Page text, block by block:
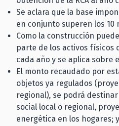
Se aclara que la base
en conjunto superen los 10
Como la construcción
parte de los activos físicos
cada año y se aplica sobre
El monto recaudado por
objetos ya regulados
regional), se podrá
social local o regional,
energética en los hogares;